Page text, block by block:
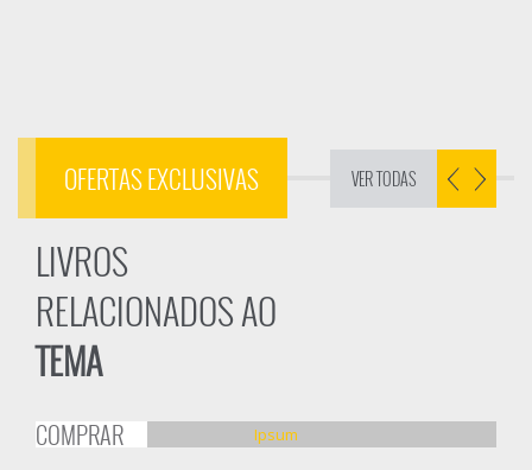
OFERTAS EXCLUSIVAS VER TODAS
LIVROS
RELACIONADOS AO
TEMA
COMPRAR